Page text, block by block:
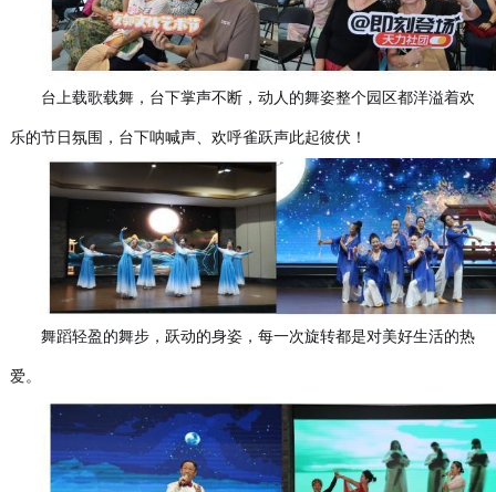
台上载歌载舞，台下掌声不断，动人的舞姿整个园区都洋溢着欢
乐的节日氛围，台下呐喊声、欢呼雀跃声此起彼伏！
舞蹈轻盈的舞步，跃动的身姿，每一次旋转都是对美好生活的热
爱。